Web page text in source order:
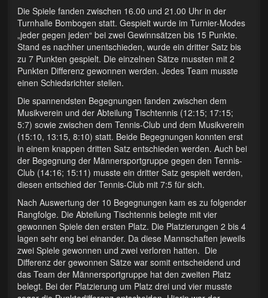
Nordic Walking
Rückentraining
Tischtennis
Cornhole
…für Kinder
Kinderturnen
…für Frauen
Damen-Aerobic
Damentraining und Gesundheitssport
Präventives Fitness- und Bewegungstraining
…für Männer
Männersportgruppe
Die Spiele fanden zwischen 16.00 und 21.00 Uhr in der
Turnhalle Bombogen statt. Gespielt wurde im Turnier-Modes
„jeder gegen jeden“ bei zwei Gewinnsätzen bis 15 Punkte.
Stand es nachher unentschieden, wurde ein dritter Satz bis
zu 7 Punkten gespielt. Die einzelnen Sätze mussten mit 2
Punkten Differenz gewonnen werden. Jedes Team musste
einen Schiedsrichter stellen.
Die spannendsten Begegnungen fanden zwischen dem
Musikverein und der Abteilung Tischtennis (12:15; 17:15;
5:7) sowie zwischen dem Tennis-Club und dem Musikverein
(15:10, 13:15, 8:10) statt. Beide Begegnungen konnten erst
in einem knappen dritten Satz entschieden werden. Auch bei
der Begegnung der Männersportgruppe gegen den Tennis-
Club (14:16; 15:11) musste ein dritter Satz gespielt werden,
diesen entschied der Tennis-Club mit 7:5 für sich.
Nach Auswertung der 10 Begegnungen kam es zu folgender
Rangfolge. Die Abteilung Tischtennis belegte mit vier
gewonnen Spiele den ersten Platz. Die Platzierungen 2 bis 4
lagen sehr eng bei einander. Da diese Mannschaften jeweils
zwei Spiele gewonnen und zwei verloren hatten. Die
Differenz der gewonnen Sätze war somit entscheidend und
das Team der Männersportgruppe hat den zweiten Platz
belegt. Bei der Platzierung um Platz drei und vier musste